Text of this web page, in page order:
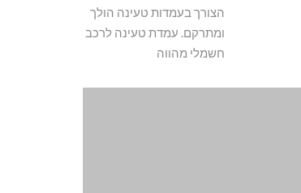
הצורך בעמדות טעינה הולך
ומתרקם. עמדת טעינה לרכב
חשמלי מהווה